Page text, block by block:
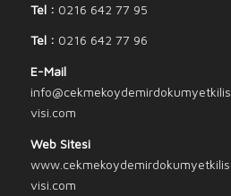
Tel : 0216 642 77 95
Tel : 0216 642 77 96
E-Mail
visi.com
Web Sitesi
visi.com